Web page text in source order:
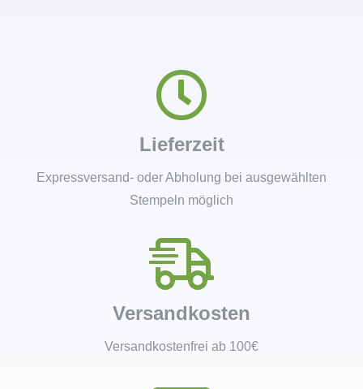
Lieferzeit
Expressversand- oder Abholung bei ausgewählten
Stempeln möglich
Versandkosten
Versandkostenfrei ab 100€